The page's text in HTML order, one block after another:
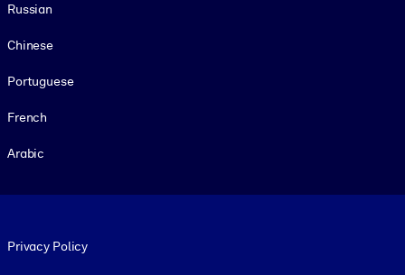
Russian
Chinese
Portuguese
French
Arabic
Privacy Policy